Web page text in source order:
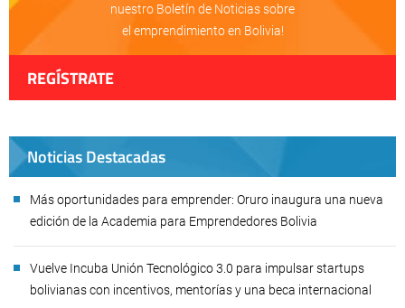
nuestro Boletín de Noticias sobre
el emprendimiento en Bolivia!
REGÍSTRATE
Noticias Destacadas
Más oportunidades para emprender: Oruro inaugura una nueva
edición de la Academia para Emprendedores Bolivia
Vuelve Incuba Unión Tecnológico 3.0 para impulsar startups
bolivianas con incentivos, mentorías y una beca internacional